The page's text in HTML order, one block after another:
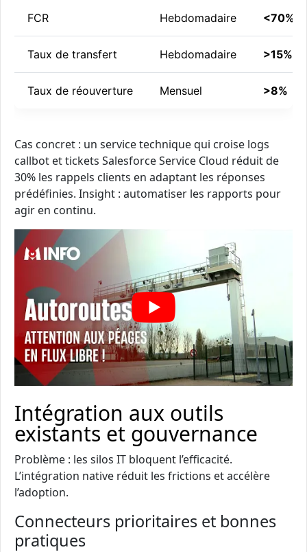
FCR Hebdomadaire <70%
Taux de transfert Hebdomadaire >15%
Taux de réouverture Mensuel >8%
Cas concret : un service technique qui croise logs
callbot et tickets Salesforce Service Cloud réduit de
30% les rappels clients en adaptant les réponses
prédéfinies. Insight : automatiser les rapports pour
agir en continu.
Intégration aux outils
existants et gouvernance
Problème : les silos IT bloquent l’efficacité.
L’intégration native réduit les frictions et accélère
l’adoption.
Connecteurs prioritaires et bonnes
pratiques